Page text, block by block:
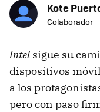
Kote
Colaborador
Intelsigue su
dispositivos
a los
pero con paso